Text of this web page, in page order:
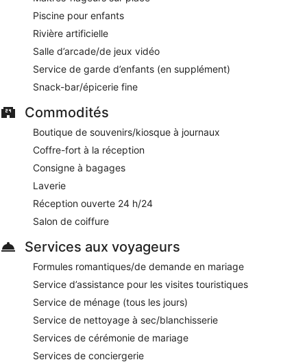
déjeuner et le dîner. Ouvert tous les jours.
La Toscana- Ce restaurant à thème propose des spécialités
Cuisine internationale et sert le petit déjeuner, le déjeuner et
El Marinero- Offrant une vue sur l'océan, ce restaurant à
mer et sert le déjeuner et le dîner.Ouvert tous les jours.
El Churrasco- Offrant une vue sur l'océan, ce grill propose
des spécialités Cuisine locale et internationale et sert le
déjeuner et le dîner. Ouvert tous les jours.
Nihao by Kabuki
spécialités Cuisine japonaise et sert le dîner. Ouvert tous les
jours.
Un service d'étage (horaires limités) est disponible.
Piscine pour enfants
Rivière artificielle
Salle d’arcade/de jeux vidéo
Service de garde d’enfants (en supplément)
Snack-bar/épicerie fine
Commodités
Boutique de souvenirs/kiosque à journaux
Coffre-fort à la réception
Consigne à bagages
Laverie
Réception ouverte 24 h/24
Salon de coiffure
Services aux voyageurs
Formules romantiques/de demande en mariage
Service d’assistance pour les visites touristiques
Service de ménage (tous les jours)
Service de nettoyage à sec/blanchisserie
Services de cérémonie de mariage
Services de conciergerie